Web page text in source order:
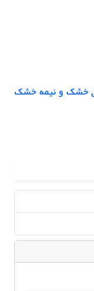
خشک و نیمه خشک